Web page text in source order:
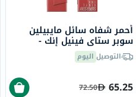
أحمر شفاه سائل مايبيلين
سوبر ستاي فينيل إنك -
بيتشي/15
التوصيل اليوم
65.25
72.50